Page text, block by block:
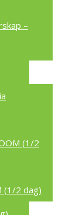
–
(1/2
(1/2 dag)